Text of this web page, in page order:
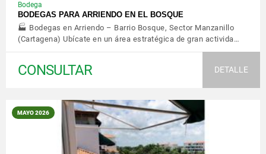
Bodega
BODEGAS PARA ARRIENDO EN EL BOSQUE
🏭 Bodegas en Arriendo – Barrio Bosque, Sector Manzanillo
(Cartagena) Ubícate en un área estratégica de gran activida…
CONSULTAR DETALLE
MAYO 2026